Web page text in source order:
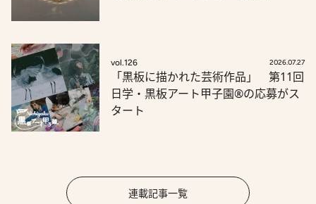
vol.126 2026.07.27
「黒板に描かれた芸術作品」 第11回
日学・黒板アート甲子園®の応募がス
タート
連載記事一覧